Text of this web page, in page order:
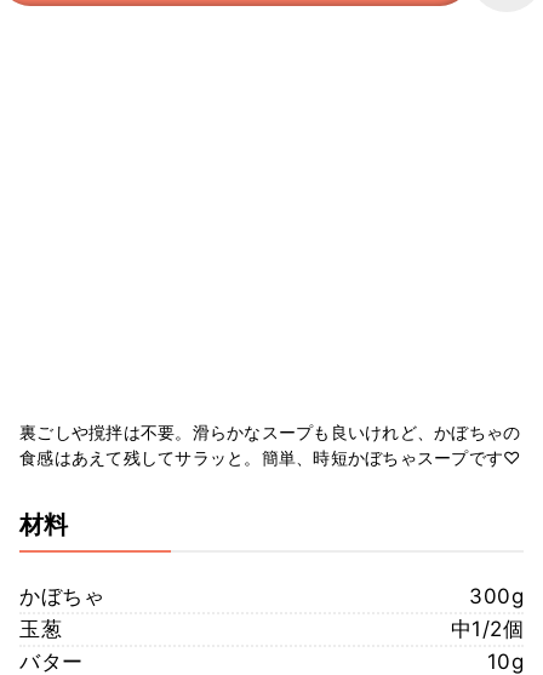
裏ごしや撹拌は不要。滑らかなスープも良いけれど、かぼちゃの
食感はあえて残してサラッと。簡単、時短かぼちゃスープです♡
材料
かぼちゃ
300g
玉葱
中1/2個
バター
10g